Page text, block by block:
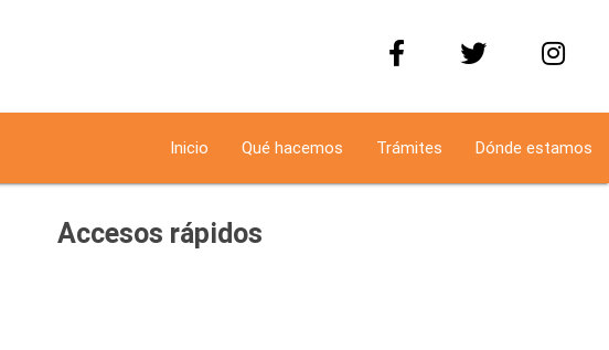
Inicio Qué hacemos Trámites Dónde estamos
Accesos rápidos